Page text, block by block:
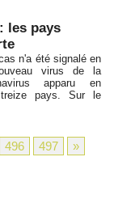
les pays
n'a été signalé en
virus de la
apparu en
treize pays. Sur le
496 497
»